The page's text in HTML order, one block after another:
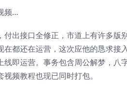
频…
付出接口全修正，市道上有许多
在都还在运营，这次应他的恳求
线即运营。事务包含周公解梦，
频教程也现已同时打包。